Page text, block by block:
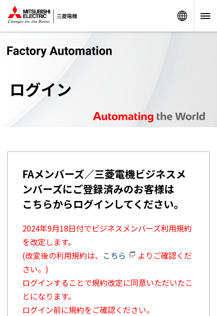
ログイン
FAメンバーズ／三菱電機ビジネスメ
ンバーズにご登録済みのお客様は
こちらからログインしてください。
2024年9月18日付でビジネスメンバーズ利用規約
を改定します。
(改変後の利用規約は、 こちら
よりご確認くだ
さい。)
ログインすることで規約改定に同意いただいたこ
とになります。
ログイン前に規約をご確認ください。